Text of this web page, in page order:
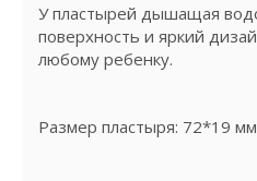
У пластырей дышащая
поверхность и яркий
любому ребенку.
Размер пластыря: 72*19 мм